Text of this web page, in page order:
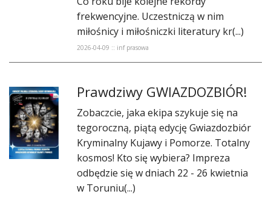
frekwencyjne. Uczestniczą w nim
miłośnicy i miłośniczki literatury kr(...)
2026-04-09 :: inf prasowa
​Prawdziwy GWIAZDOZBIÓR!
Zobaczcie, jaka ekipa szykuje się na
tegoroczną, piątą edycję Gwiazdozbiór
Kryminalny Kujawy i Pomorze. Totalny
kosmos! Kto się wybiera? Impreza
odbędzie się w dniach 22 - 26 kwietnia
w Toruniu(...)